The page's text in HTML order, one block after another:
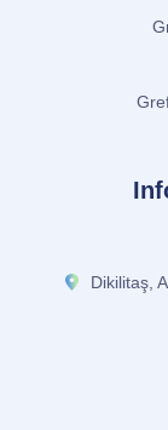
Dikilitaş,